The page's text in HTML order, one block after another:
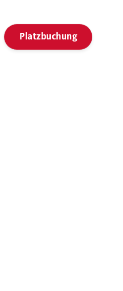
Platzbuchung